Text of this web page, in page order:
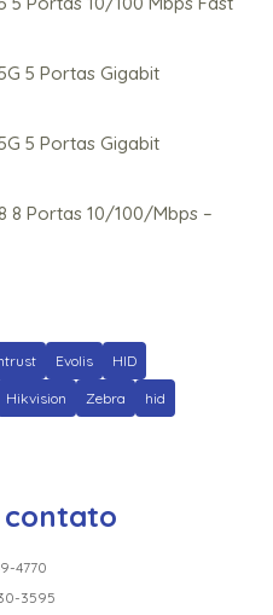
5 Portas Gigabit
5 Portas Gigabit
8 Portas 10/100/Mbps –
8 Portas Gigabit
8 Portas Gigabit
5 Portas Gigabit
– Tpn0249
Tpn0339
24 Portas Gigabit
Evolis HID
Hikvision Zebra hid
contato
4770
3595